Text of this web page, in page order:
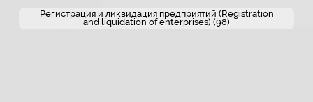
Регистрация и ликвидация предприятий (Registration
and liquidation of enterprises) (98)